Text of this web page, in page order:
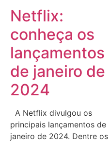
Netflix:
conheça os
lançamentos
de janeiro de
2024
A Netflix divulgou os
principais lançamentos de
janeiro de 2024. Dentre os